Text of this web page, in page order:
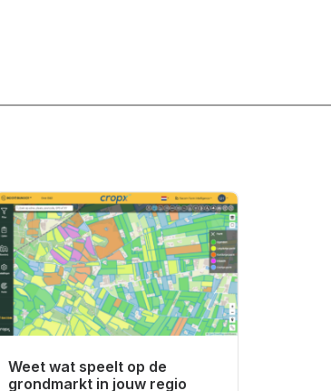
Weet wat speelt op de
grondmarkt in jouw regio